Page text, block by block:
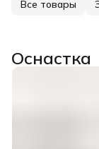
Все товары
Оснастка